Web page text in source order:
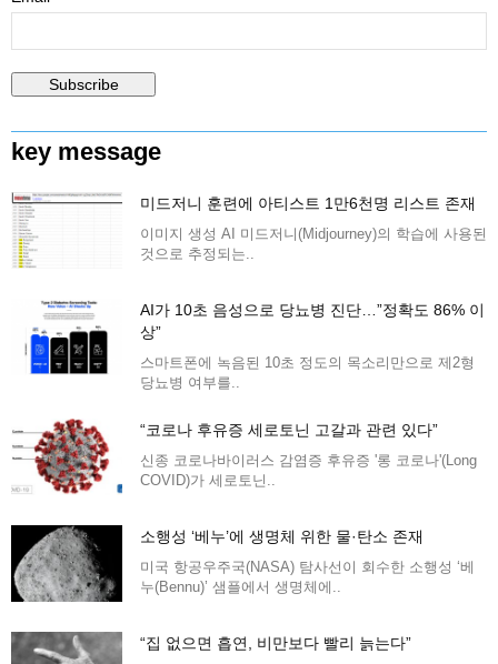
key message
미드저니 훈련에 아티스트 1만6천명 리스트 존재
이미지 생성 AI 미드저니(Midjourney)의 학습에 사용된
것으로 추정되는..
AI가 10초 음성으로 당뇨병 진단…”정확도 86% 이
상”
스마트폰에 녹음된 10초 정도의 목소리만으로 제2형
당뇨병 여부를..
“코로나 후유증 세로토닌 고갈과 관련 있다”
신종 코로나바이러스 감염증 후유증 '롱 코로나'(Long
COVID)가 세로토닌..
소행성 ‘베누’에 생명체 위한 물·탄소 존재
미국 항공우주국(NASA) 탐사선이 회수한 소행성 ‘베
누(Bennu)’ 샘플에서 생명체에..
“집 없으면 흡연, 비만보다 빨리 늙는다”